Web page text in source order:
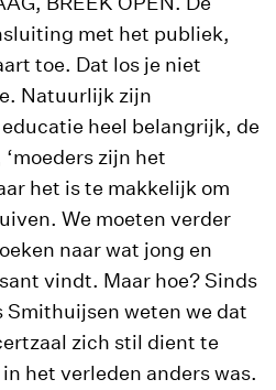
met het publiek,
toe. Dat los je niet
Natuurlijk zijn
heel belangrijk, de
zijn het
het is te makkelijk om
We moeten verder
naar wat jong en
vindt. Maar hoe? Sinds
Smithuijsen weten we dat
zich stil dient te
het verleden anders was.